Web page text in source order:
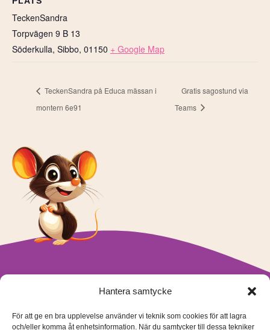
Hantera samtycke
För att ge en bra upplevelse använder vi teknik som cookies för att lagra
och/eller komma åt enhetsinformation. När du samtycker till dessa tekniker
TeckenSandra
Torpvägen 9 B 13
Söderkulla, Sibbo, 01150 + Google Map
TeckenSandra på Educa mässan i
montern 6e91
Gratis sagostund via
Teams